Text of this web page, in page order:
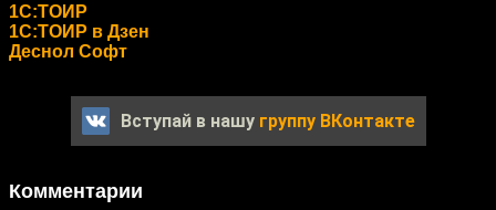
1С:ТОИР
1С:ТОИР в Дзен
Деснол Софт
Вступай в нашу группу ВКонтакте
Комментарии